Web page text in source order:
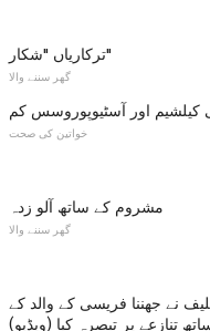
ترکاریاں "شکار"
گھر سننے والا
اور آسٹیوپوروسس کم
خواتین کی صحت
مشروم کے ساتھ آلو زدہ
گھر سننے والا
نے جھننا فریسی کے والد کے
تنازعے پر تبصرہ کیا (ویڈیو)